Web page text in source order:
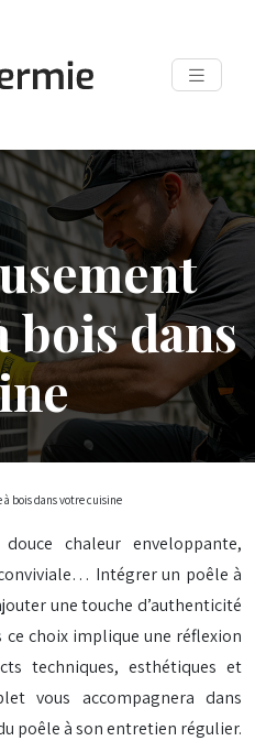
bois dans
bois dans votre cuisine
chaleur enveloppante,
Intégrer un poêle à
une touche d’authenticité
choix implique une réflexion
techniques, esthétiques et
vous accompagnera dans
poêle à son entretien régulier.